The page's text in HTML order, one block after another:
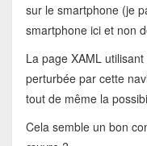
sur le smartphone (je
smartphone ici et non
La page XAML
perturbée par cette
tout de même la
Cela semble un bon